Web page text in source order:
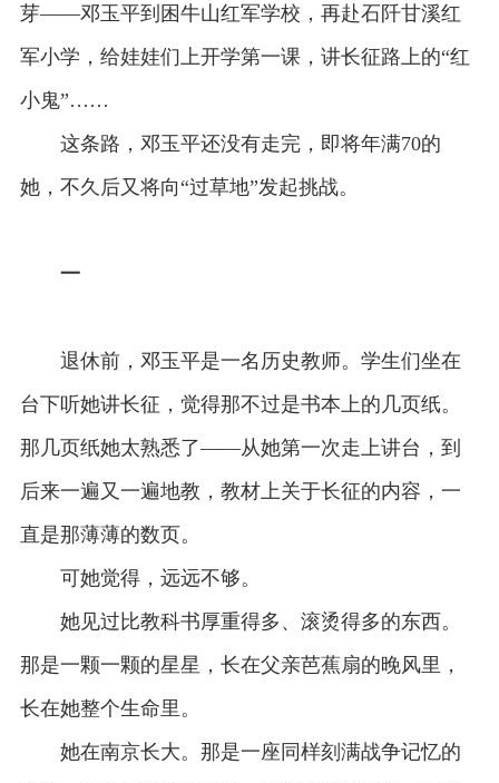
芽——邓玉平到困牛山红军学校，再赴石阡甘溪红
军小学，给娃娃们上开学第一课，讲长征路上的“红
小鬼”……
这条路，邓玉平还没有走完，即将年满70的
她，不久后又将向“过草地”发起挑战。
一
退休前，邓玉平是一名历史教师。学生们坐在
台下听她讲长征，觉得那不过是书本上的几页纸。
那几页纸她太熟悉了——从她第一次走上讲台，到
后来一遍又一遍地教，教材上关于长征的内容，一
直是那薄薄的数页。
可她觉得，远远不够。
她见过比教科书厚重得多、滚烫得多的东西。
那是一颗一颗的星星，长在父亲芭蕉扇的晚风里，
长在她整个生命里。
她在南京长大。那是一座同样刻满战争记忆的